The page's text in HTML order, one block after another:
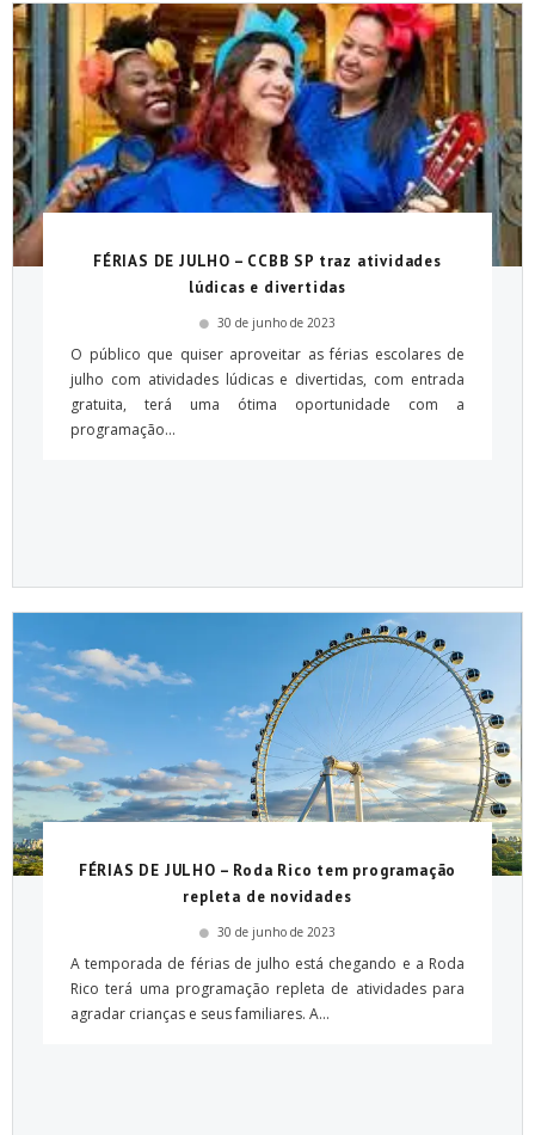
FÉRIAS DE JULHO – CCBB SP traz atividades
lúdicas e divertidas
30 de junho de 2023
O público que quiser aproveitar as férias escolares de
julho com atividades lúdicas e divertidas, com entrada
gratuita, terá uma ótima oportunidade com a
programação...
FÉRIAS DE JULHO – Roda Rico tem programação
repleta de novidades
30 de junho de 2023
A temporada de férias de julho está chegando e a Roda
Rico terá uma programação repleta de atividades para
agradar crianças e seus familiares. A...